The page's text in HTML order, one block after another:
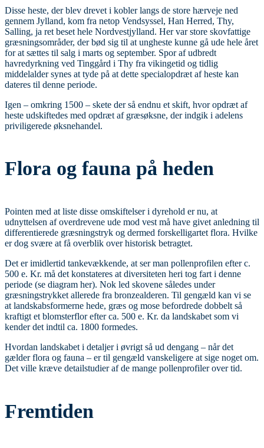
Disse heste, der blev drevet i kobler langs de store hærveje ned
gennem Jylland, kom fra netop Vendsyssel, Han Herred, Thy,
Salling, ja ret beset hele Nordvestjylland. Her var store skovfattige
græsningsområder, der bød sig til at ungheste kunne gå ude hele året
for at sættes til salg i marts og september. Spor af udbredt
havredyrkning ved Tinggård i Thy fra vikingetid og tidlig
middelalder synes at tyde på at dette specialopdræt af heste kan
dateres til denne periode.
Igen – omkring 1500 – skete der så endnu et skift, hvor opdræt af
heste udskiftedes med opdræt af græsøksne, der indgik i adelens
priviligerede øksnehandel.
Flora og fauna på heden
Pointen med at liste disse omskiftelser i dyrehold er nu, at
udnyttelsen af overdrevene ude mod vest må have givet anledning til
differentierede græsningstryk og dermed forskelligartet flora. Hvilke
er dog svære at få overblik over historisk betragtet.
Det er imidlertid tankevækkende, at ser man pollenprofilen efter c.
500 e. Kr. må det konstateres at diversiteten heri tog fart i denne
periode (se diagram her). Nok led skovene således under
græsningstrykket allerede fra bronzealderen. Til gengæld kan vi se
at landskabsformerne hede, græs og mose befordrede dobbelt så
kraftigt et blomsterflor efter ca. 500 e. Kr. da landskabet som vi
kender det indtil ca. 1800 formedes.
Hvordan landskabet i detaljer i øvrigt så ud dengang – når det
gælder flora og fauna – er til gengæld vanskeligere at sige noget om.
Det ville kræve detailstudier af de mange pollenprofiler over tid.
Fremtiden